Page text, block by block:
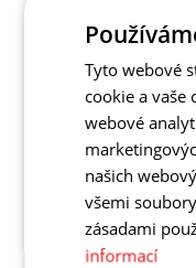
Firemní
Práh jižní
Stavební
SVOL
Charita
Oblastní
Tyto webové
cookie a vaše
webové
našich
všemi
zásadami
informací